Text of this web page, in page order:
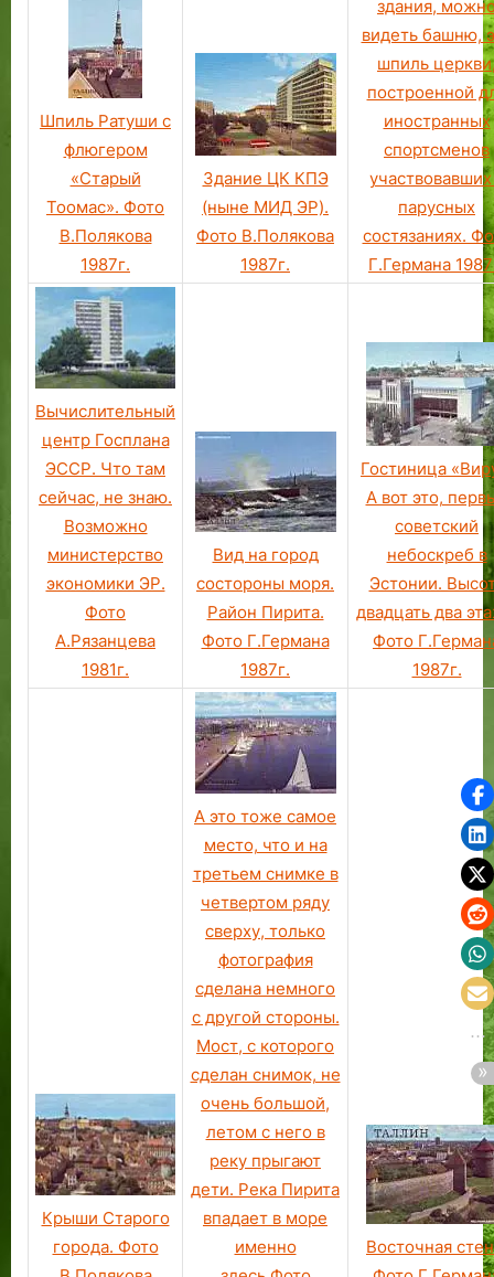
л
о
п
о
з
а
и
м
с
т
р
а
у
ш
е
.
Шпиль Ратуши с
флюгером
«Старый
Тоомас». Фото
В.Полякова
1987г.
Здание ЦК КПЭ
(ныне МИД ЭР).
Фото В.Полякова
1987г.
здания,
видеть башню,
шпиль
построенной
иностранных
спортсменов
участвовавших
парусных
состязаниях.
Г.Германа
Вычислительный
центр Госплана
ЭССР. Что там
сейчас, не знаю.
Возможно
министерство
экономики ЭР.
Фото
А.Рязанцева
1981г.
Вид на город
состороны моря.
Район Пирита.
Фото Г.Германа
1987г.
Гостиница
А вот это,
советский
небоскреб в
Эстонии.
двадцать два
Фото
1987г.
Крыши Старого
города. Фото
А это тоже самое
место, что и на
третьем снимке в
четвертом ряду
сверху, только
фотография
сделана немного
с другой стороны.
Мост, с которого
сделан снимок, не
очень большой,
летом с него в
реку прыгают
дети. Река Пирита
впадает в море
именно
Восточная